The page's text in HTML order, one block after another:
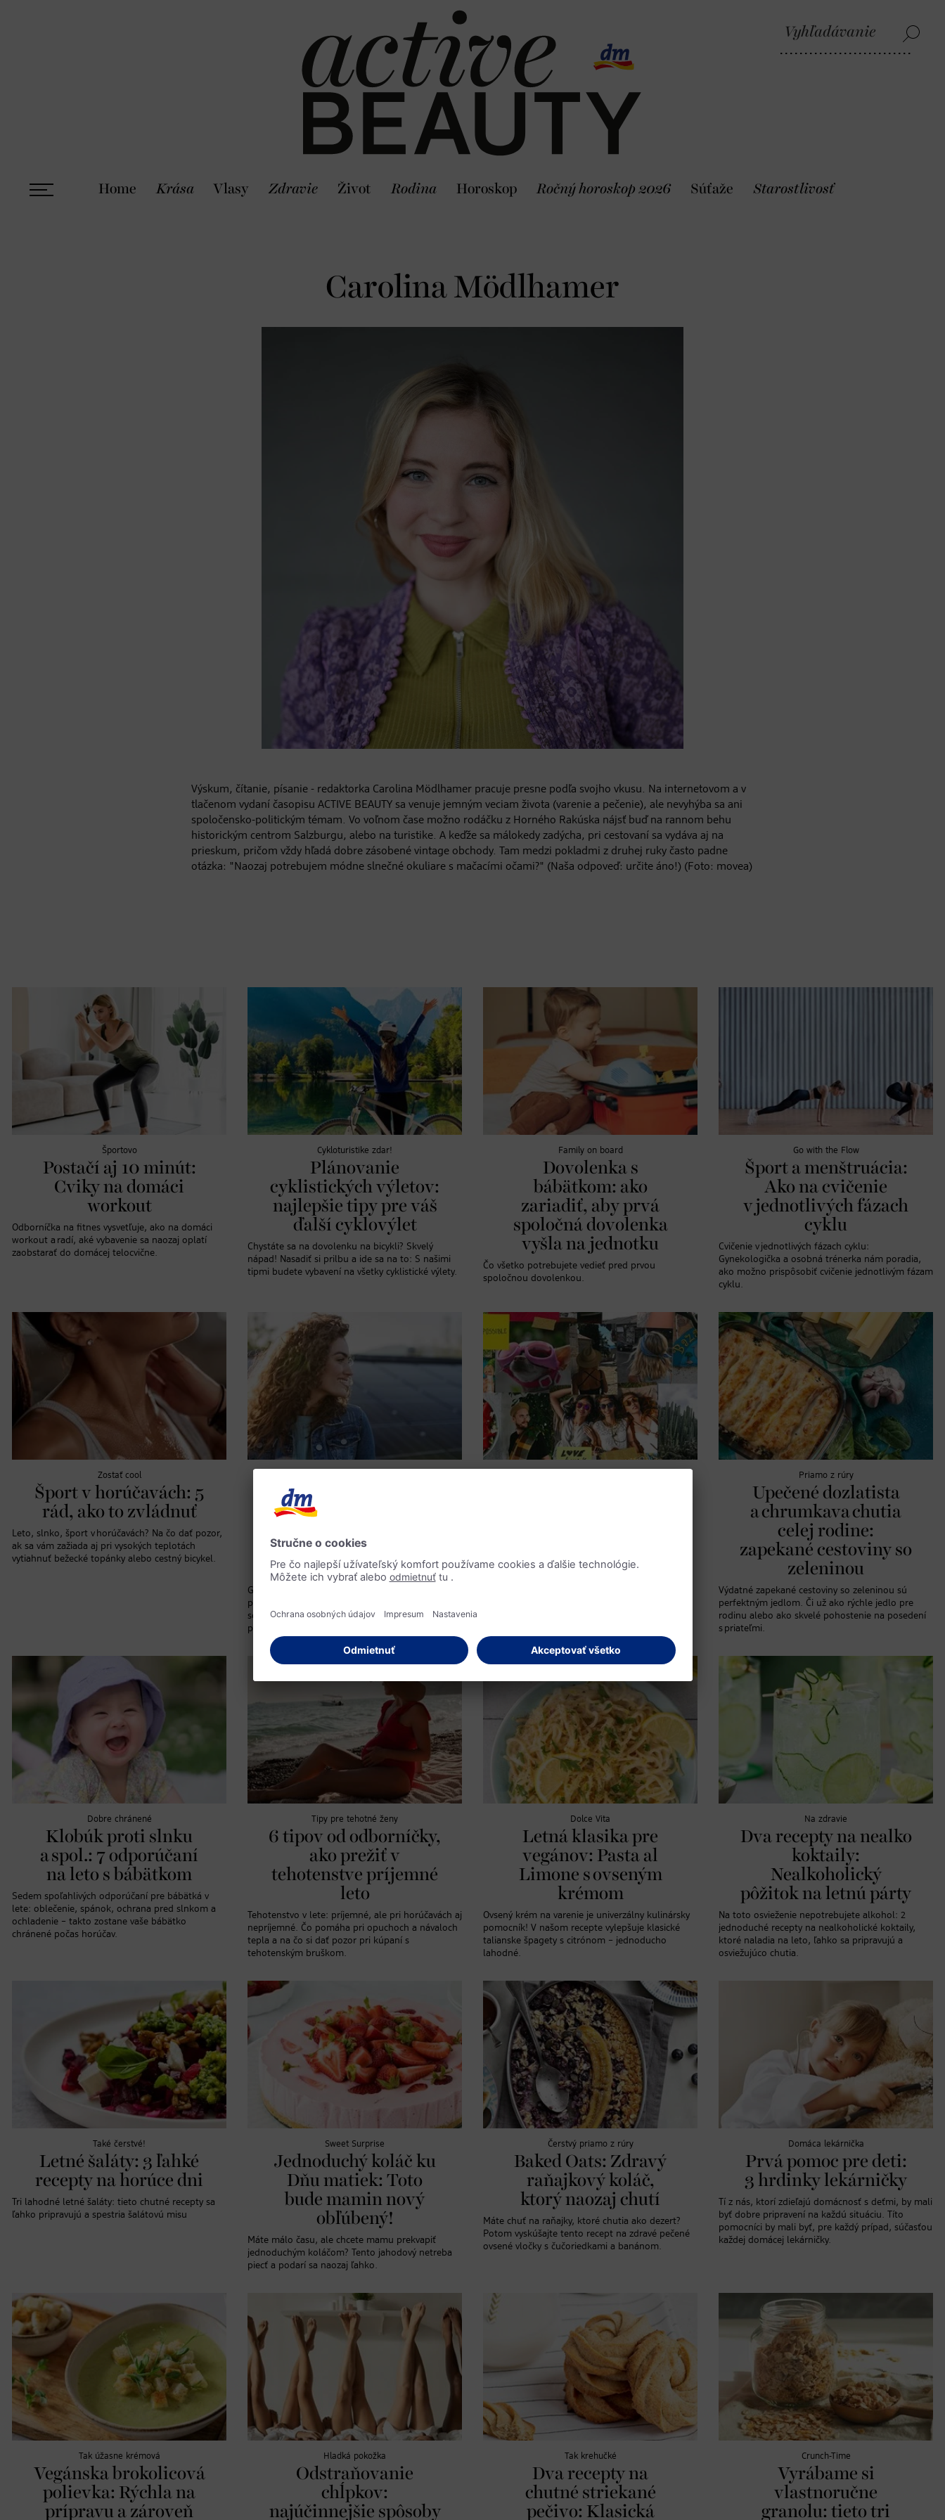
Home Krása Vlasy Zdravie Život Rodina Horoskop Ročný horoskop 2026 Súťaže Starostlivosť
Carolina Mödlhamer
Výskum, čítanie, písanie - redaktorka Carolina Mödlhamer pracuje presne podľa svojho vkusu. Na internetovom a v
tlačenom vydaní časopisu ACTIVE BEAUTY sa venuje jemným veciam života (varenie a pečenie), ale nevyhýba sa ani
spoločensko-politickým témam. Vo voľnom čase možno rodáčku z Horného Rakúska nájsť buď na rannom behu
historickým centrom Salzburgu, alebo na turistike. A keďže sa málokedy zadýcha, pri cestovaní sa vydáva aj na
prieskum, pričom vždy hľadá dobre zásobené vintage obchody. Tam medzi pokladmi z druhej ruky často padne
otázka: "Naozaj potrebujem módne slnečné okuliare s mačacími očami?" (Naša odpoveď: určite áno!) (Foto: movea)
Športovo
Postačí aj 10 minút:
Cviky na domáci
workout
Odborníčka na fitnes vysvetľuje, ako na domáci
workout a radí, aké vybavenie sa naozaj oplatí
zaobstarať do domácej telocvične.
Cykloturistike zdar!
Plánovanie
cyklistických výletov:
najlepšie tipy pre váš
ďalší cyklovýlet
Chystáte sa na dovolenku na bicykli? Skvelý
nápad! Nasadiť si prilbu a ide sa na to: S našimi
tipmi budete vybavení na všetky cyklistické výlety.
Family on board
Dovolenka s
bábätkom: ako
zariadiť, aby prvá
spoločná dovolenka
vyšla na jednotku
Čo všetko potrebujete vedieť pred prvou
spoločnou dovolenkou.
Go with the Flow
Šport a menštruácia:
Ako na cvičenie
v jednotlivých fázach
cyklu
Cvičenie v jednotlivých fázach cyklu:
Gynekologička a osobná trénerka nám poradia,
ako možno prispôsobiť cvičenie jednotlivým fázam
cyklu.
Zostať cool
Šport v horúčavách: 5
rád, ako to zvládnuť
Leto, slnko, šport v horúčavách? Na čo dať pozor,
ak sa vám zažiada aj pri vysokých teplotách
vytiahnuť bežecké topánky alebo cestný bicykel.
Pracovné miesta so
zameraním na klímu
ktoré profesie sem
patria?
Green jobs: v tomto článku sa dozviete, ktoré
profesie sa často zaraďujú medzi pracovné miesta
so zameraním na klímu, energiu a životné
prostredie.
Nový rok, nové ja? Kladieme si otázku: Kam
Priamo z rúry
Upečené dozlatista
a chrumkava chutia
celej rodine:
zapekané cestoviny so
zeleninou
Výdatné zapekané cestoviny so zeleninou sú
perfektným jedlom. Či už ako rýchle jedlo pre
rodinu alebo ako skvelé pohostenie na posedení
s priateľmi.
Dobre chránené
Klobúk proti slnku
a spol.: 7 odporúčaní
na leto s bábätkom
Sedem spoľahlivých odporúčaní pre bábätká v
lete: oblečenie, spánok, ochrana pred slnkom a
ochladenie – takto zostane vaše bábätko
chránené počas horúčav.
Tipy pre tehotné ženy
6 tipov od odborníčky,
ako prežiť v
tehotenstve príjemné
leto
Tehotenstvo v lete: príjemné, ale pri horúčavách aj
nepríjemné. Čo pomáha pri opuchoch a návaloch
tepla a na čo si dať pozor pri kúpaní s
tehotenským bruškom.
Dolce Vita
Letná klasika pre
vegánov: Pasta al
Limone s ovseným
krémom
Ovsený krém na varenie je univerzálny kulinársky
pomocník! V našom recepte vylepšuje klasické
talianske špagety s citrónom – jednoducho
lahodné.
Na zdravie
Dva recepty na nealko
koktaily:
Nealkoholický
pôžitok na letnú párty
Na toto osvieženie nepotrebujete alkohol: 2
jednoduché recepty na nealkoholické koktaily,
ktoré naladia na leto, ľahko sa pripravujú a
osviežujúco chutia.
Také čerstvé!
Letné šaláty: 3 ľahké
recepty na horúce dni
Tri lahodné letné šaláty: tieto chutné recepty sa
ľahko pripravujú a spestria šalátovú misu
Sweet Surprise
Jednoduchý koláč ku
Dňu matiek: Toto
bude mamin nový
obľúbený!
Máte málo času, ale chcete mamu prekvapiť
jednoduchým koláčom? Tento jahodový netreba
piecť a podarí sa naozaj ľahko.
Čerstvý priamo z rúry
Baked Oats: Zdravý
raňajkový koláč,
ktorý naozaj chutí
Máte chuť na raňajky, ktoré chutia ako dezert?
Potom vyskúšajte tento recept na zdravé pečené
ovsené vločky s čučoriedkami a banánom.
Domáca lekárnička
Prvá pomoc pre deti:
3 hrdinky lekárničky
Tí z nás, ktorí zdieľajú domácnosť s deťmi, by mali
byť dobre pripravení na každú situáciu. Títo
pomocníci by mali byť, pre každý prípad, súčasťou
každej domácej lekárničky.
Tak úžasne krémová
Vegánska brokolicová
polievka: Rýchla na
prípravu a zároveň
Hladká pokožka
Odstraňovanie
chĺpkov:
najúčinnejšie spôsoby
Tak krehučké
Dva recepty na
chutné striekané
pečivo: Klasická
Crunch-Time
Vyrábame si
vlastnoručne
granolu: tieto tri